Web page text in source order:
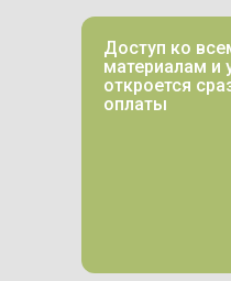
по
факультет
факультет
Доступ ко
материалам и
откроется
оплаты